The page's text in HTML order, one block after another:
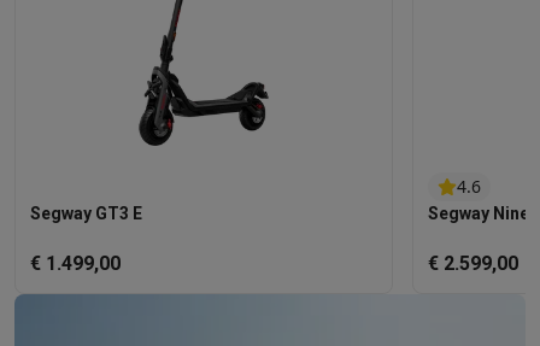
Segway GT3 E
€ 1.499,00
4.6
Segway
€ 2.599,00